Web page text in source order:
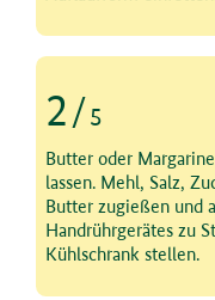
2 / 5
Schritt 2 von 5
Butter oder
lassen. Mehl, Salz,
Butter zugießen und
Handrührgerätes zu
Kühlschrank stellen.